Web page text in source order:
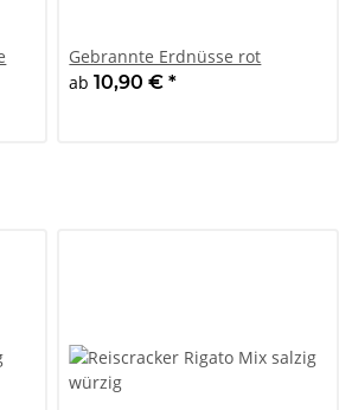
Gebrannte Erdnüsse rot
ab10,90 €*